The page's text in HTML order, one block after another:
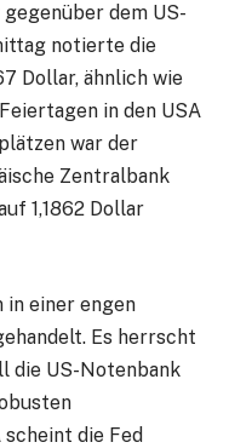
dem US-
notierte die
Dollar, ähnlich wie
in den USA
war der
Zentralbank
1,1862 Dollar
in einer engen
Es herrscht
die US-Notenbank
die Fed